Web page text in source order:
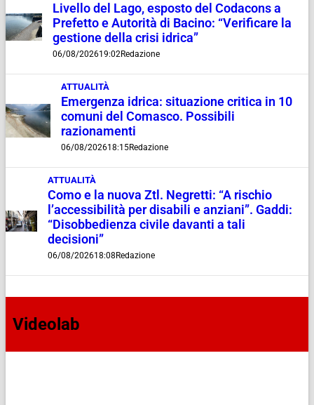
Livello del Lago, esposto del Codacons a
Prefetto e Autorità di Bacino: “Verificare la
gestione della crisi idrica”
06/08/202619:02Redazione
ATTUALITÀ
Emergenza idrica: situazione critica in 10
comuni del Comasco. Possibili
razionamenti
06/08/202618:15Redazione
ATTUALITÀ
Como e la nuova Ztl. Negretti: “A rischio
l’accessibilità per disabili e anziani”. Gaddi:
“Disobbedienza civile davanti a tali
decisioni”
06/08/202618:08Redazione
Videolab